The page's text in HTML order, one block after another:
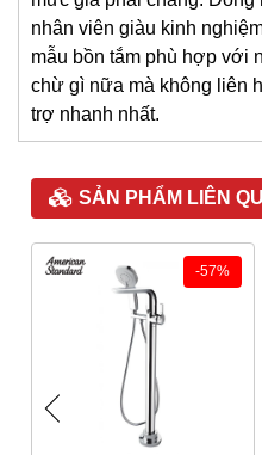
nhân viên giàu kinh
mẫu bồn tắm phù hợp với
chừ gì nữa mà không liên
trợ nhanh nhất.
SẢN PHẨM LIÊN
-57%